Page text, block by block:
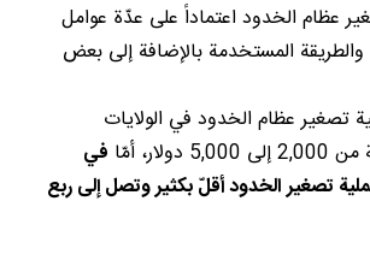
عظام الخدود اعتماداً على عدّة عوامل
المستخدمة بالإضافة إلى بعض
تصغير عظام الخدود في الولايات
أمّا
في
تصغير الخدود أقلّ بكثير وتصل إلى ربع